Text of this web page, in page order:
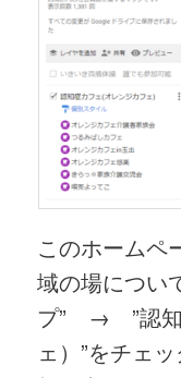
このホームペ
域の場につ
プ” → ”認知
ェ）”をチェ